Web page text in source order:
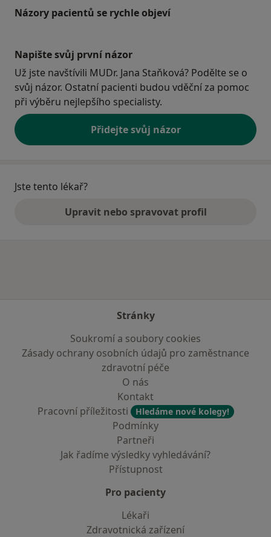
Názory pacientů se rychle objeví
Napište svůj první názor
Už jste navštívili MUDr. Jana Staňková? Podělte se o
svůj názor. Ostatní pacienti budou vděční za pomoc
při výběru nejlepšího specialisty.
Přidejte svůj názor
Jste tento lékař?
Upravit nebo spravovat profil
Stránky
Soukromí a soubory cookies
Zásady ochrany osobních údajů pro zaměstnance
zdravotní péče
O nás
Kontakt
Pracovní příležitosti
Hledáme nové kolegy!
Podmínky
Partneři
Jak řadíme výsledky vyhledávání?
Přístupnost
Pro pacienty
Lékaři
Zdravotnická zařízení